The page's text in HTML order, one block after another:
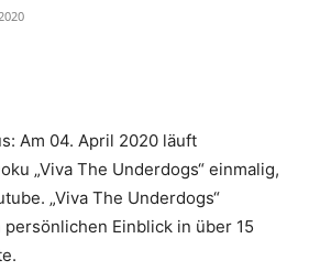
Am 04. April 2020 läuft
„Viva The Underdogs“ einmalig,
„Viva The Underdogs“
Einblick in über 15